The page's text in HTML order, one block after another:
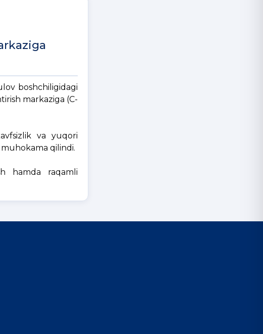
boshchiligidagi
markaziga (C-
va yuqori
qilindi.
hamda raqamli